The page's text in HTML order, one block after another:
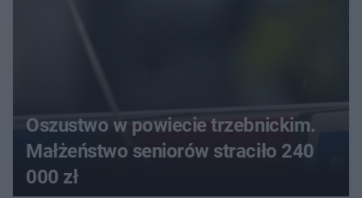
Oszustwo w powiecie trzebnickim.
Małżeństwo seniorów straciło 240
000 zł